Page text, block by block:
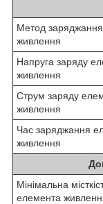
Метод
живлення
Напруга заряду
живлення
Струм заряду
живлення
Час заряджання
живлення
Мінімальна
елемента